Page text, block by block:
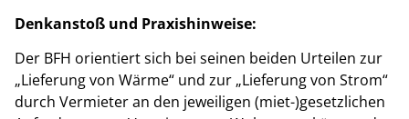
Denkanstoß und Praxishinweise:
Der BFH orientiert sich bei seinen beiden Urteilen zur
„Lieferung von Wärme“ und zur „Lieferung von Strom“
durch Vermieter an den jeweiligen (miet-)gesetzlichen